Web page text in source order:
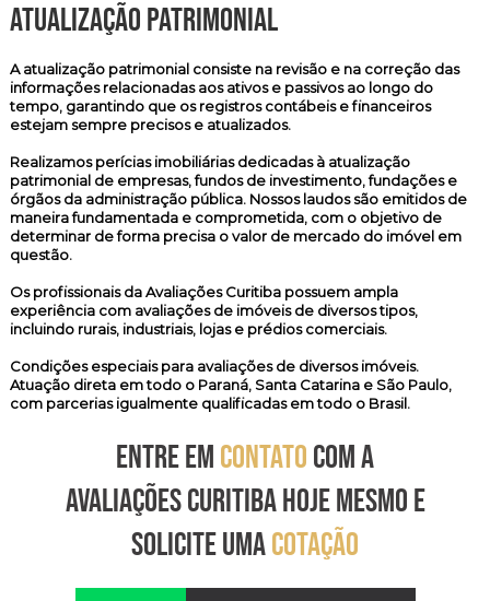
atualização patrimonial
A atualização patrimonial consiste na revisão e na correção das
informações relacionadas aos ativos e passivos ao longo do
tempo, garantindo que os registros contábeis e financeiros
estejam sempre precisos e atualizados.
Realizamosperícias imobiliárias dedicadas à atualização
patrimonial de empresas, fundos de investimento, fundações e
órgãos da administração pública. Nossos laudos são emitidos de
maneira fundamentada e comprometida, com o objetivo de
determinar de forma precisa o valor de mercado do imóvel em
questão.
Os profissionais da Avaliações Curitiba possuem ampla
experiência com avaliações de imóveis de diversos tipos,
incluindo rurais, industriais, lojas e prédios comerciais.
Condições especiais para avaliações de diversos imóveis.
Atuação direta em todo o Paraná, Santa Catarina e São Paulo,
com parcerias igualmente qualificadas em todo o Brasil.
ENTRE EM CONTATO COM A
AVALIAÇÕES CURITIBA HOJE MESMO E
SOLICITE UMACOTAÇÃO